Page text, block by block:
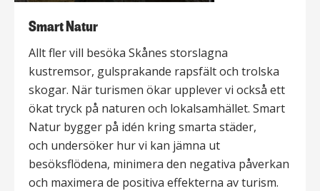
Smart Natur
Allt fler vill besöka Skånes storslagna
kustremsor, gulsprakande rapsfält och trolska
skogar. När turismen ökar upplever vi också ett
ökat tryck på naturen och lokalsamhället. Smart
Natur bygger på idén kring smarta städer,
och undersöker hur vi kan jämna ut
besöksflödena, minimera den negativa påverkan
och maximera de positiva effekterna av turism.